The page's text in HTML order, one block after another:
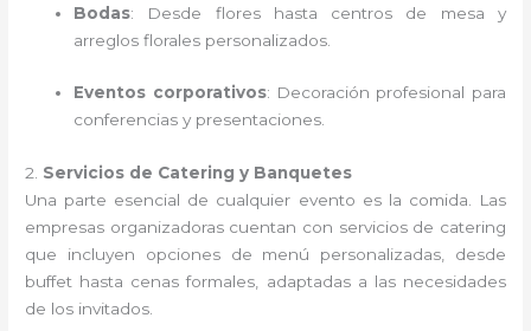
Bodas: Desde flores hasta centros de mesa y
arreglos florales personalizados.
Eventos corporativos: Decoración profesional para
conferencias y presentaciones.
2. Servicios de Catering y Banquetes
Una parte esencial de cualquier evento es la comida. Las
empresas organizadoras cuentan con servicios de catering
que incluyen opciones de menú personalizadas, desde
buffet hasta cenas formales, adaptadas a las necesidades
de los invitados.